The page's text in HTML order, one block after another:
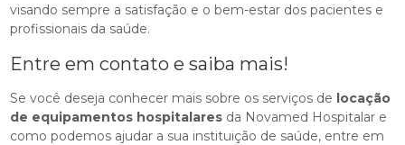
visando sempre a satisfação e o bem-estar dos pacientes e
profissionais da saúde.
Entre em contato e saiba mais!
Se você deseja conhecer mais sobre os serviços de locação
de equipamentos hospitalares da Novamed Hospitalar e
como podemos ajudar a sua instituição de saúde, entre em